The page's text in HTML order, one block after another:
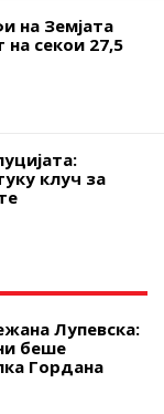
на Земјата
секои 27,5
клуч за
Лупевска:
беше
Гордана